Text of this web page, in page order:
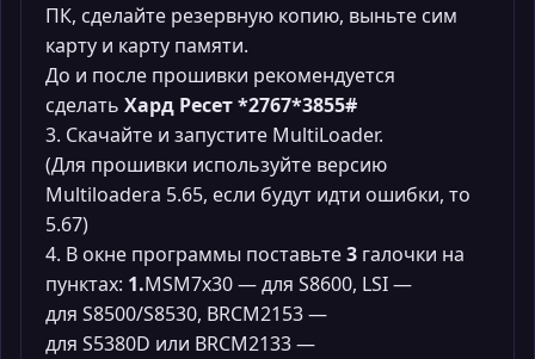
ПК, сделайте резервную копию, выньте сим
карту и карту памяти.
До и после прошивки рекомендуется
сделать Хард Ресет *2767*3855#
3. Скачайте и запустите MultiLoader.
(Для прошивки используйте версию
Multiloadera 5.65, если будут идти ошибки, то
5.67)
4. В окне программы поставьте3 галочки на
пунктах: 1.MSM7x30 — для S8600, LSI —
для S8500/S8530, BRCM2153 —
для S5380D или BRCM2133 —